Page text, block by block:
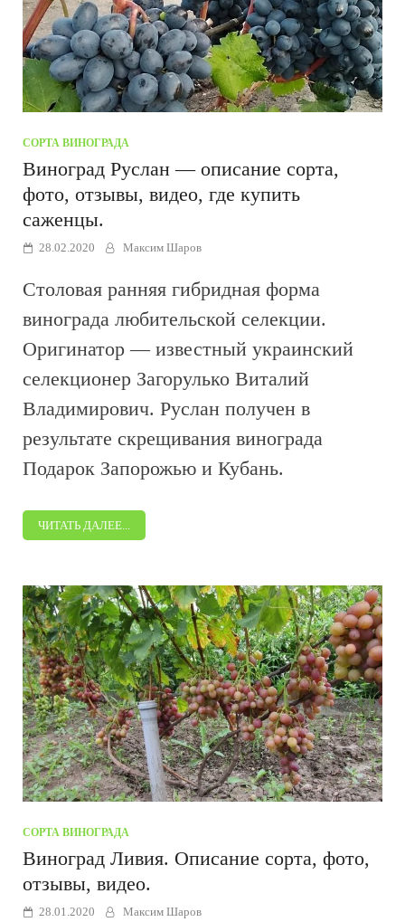
СОРТА ВИНОГРАДА
Виноград Руслан — описание сорта,
фото, отзывы, видео, где купить
саженцы.
28.02.2020 Максим Шаров
Столовая ранняя гибридная форма
винограда любительской селекции.
Оригинатор — известный украинский
селекционер Загорулько Виталий
Владимирович. Руслан получен в
результате скрещивания винограда
Подарок Запорожью и Кубань.
ЧИТАТЬ ДАЛЕЕ...
СОРТА ВИНОГРАДА
Виноград Ливия. Описание сорта, фото,
отзывы, видео.
28.01.2020 Максим Шаров